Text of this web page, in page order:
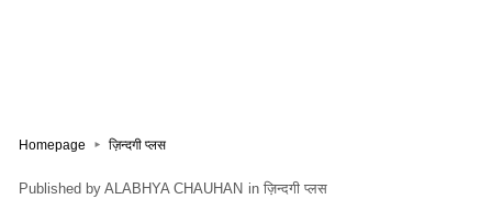
Homepage ज़िन्दगी प्लस
ALABHYA CHAUHAN in ज़िन्दगी प्लस